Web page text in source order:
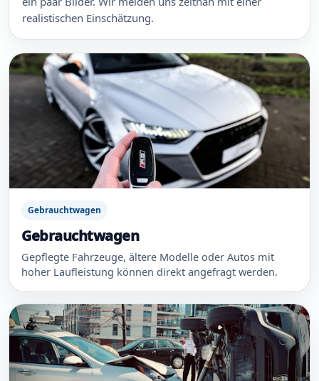
realistischen Einschätzung.
Gebrauchtwagen
Gebrauchtwagen
Gepflegte Fahrzeuge, ältere Modelle oder Autos mit
hoher Laufleistung können direkt angefragt werden.